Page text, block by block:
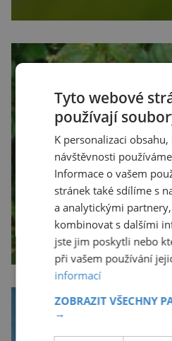
Tyto webové
používají
K personalizaci
návštěvnosti
Informace o vašem
stránek také sdílíme s
a analytickými
kombinovat s dalšími
jste jim poskytli nebo
při vašem používání
informací
ZOBRAZIT VŠECHNY
→